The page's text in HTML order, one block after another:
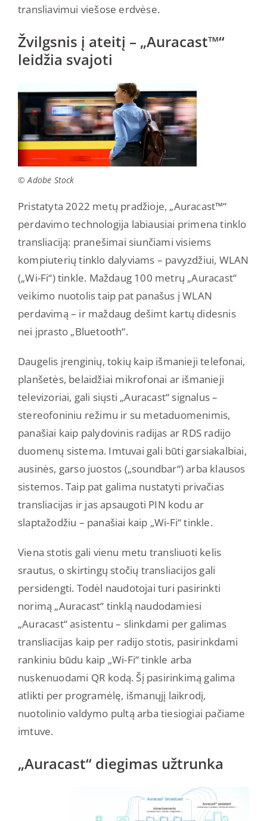
transliavimui viešose erdvėse.
Žvilgsnis į ateitį – „Auracast™“
leidžia svajoti
© Adobe Stock
Pristatyta 2022 metų pradžioje, „Auracast™“
perdavimo technologija labiausiai primena tinklo
transliaciją: pranešimai siunčiami visiems
kompiuterių tinklo dalyviams – pavyzdžiui, WLAN
(„Wi-Fi“) tinkle. Maždaug 100 metrų „Auracast“
veikimo nuotolis taip pat panašus į WLAN
perdavimą – ir maždaug dešimt kartų didesnis
nei įprasto „Bluetooth“.
Daugelis įrenginių, tokių kaip išmanieji telefonai,
planšetės, belaidžiai mikrofonai ar išmanieji
televizoriai, gali siųsti „Auracast“ signalus –
stereofoniniu režimu ir su metaduomenimis,
panašiai kaip palydovinis radijas ar RDS radijo
duomenų sistema. Imtuvai gali būti garsiakalbiai,
ausinės, garso juostos („soundbar“) arba klausos
sistemos. Taip pat galima nustatyti privačias
transliacijas ir jas apsaugoti PIN kodu ar
slaptažodžiu – panašiai kaip „Wi-Fi“ tinkle.
Viena stotis gali vienu metu transliuoti kelis
srautus, o skirtingų stočių transliacijos gali
persidengti. Todėl naudotojai turi pasirinkti
norimą „Auracast“ tinklą naudodamiesi
„Auracast“ asistentu – slinkdami per galimas
transliacijas kaip per radijo stotis, pasirinkdami
rankiniu būdu kaip „Wi-Fi“ tinkle arba
nuskenuodami QR kodą. Šį pasirinkimą galima
atlikti per programėlę, išmanųjį laikrodį,
nuotolinio valdymo pultą arba tiesiogiai pačiame
imtuve.
„Auracast“ diegimas užtrunka